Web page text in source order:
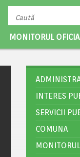
MONITORUL
INTERES
SERVICII
COMUNA